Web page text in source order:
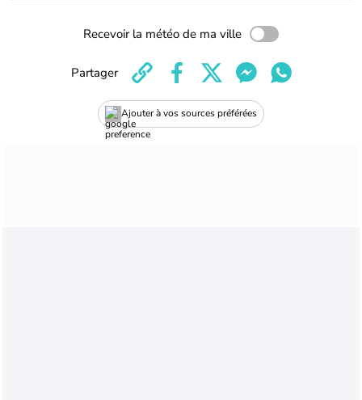
Recevoir la météo de ma ville
Ajouter à vos sources préférées
Partager